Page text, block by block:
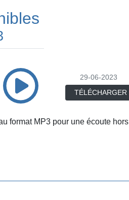
29-06-2023
TÉLÉCHARGER
format MP3 pour une écoute hors